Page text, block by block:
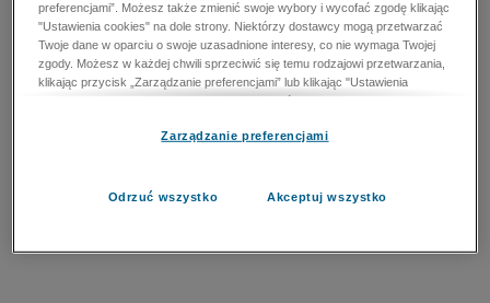
preferencjami”. Możesz także zmienić swoje wybory i wycofać zgodę klikając
"Ustawienia cookies" na dole strony. Niektórzy dostawcy mogą przetwarzać
Twoje dane w oparciu o swoje uzasadnione interesy, co nie wymaga Twojej
zgody. Możesz w każdej chwili sprzeciwić się temu rodzajowi przetwarzania,
klikając przycisk „Zarządzanie preferencjami” lub klikając "Ustawienia
cookies" na dole strony. Nie możesz sprzeciwić się przetwarzaniu przez
zapobiegania oszustwom i naprawiania błędów, a w tym celu mogą zostać
przetwarzaniu danych osobowych w celu dostarczania i prezentacji reklam i
Zarządzanie preferencjami
Odrzuć wszystko Akceptuj wszystko